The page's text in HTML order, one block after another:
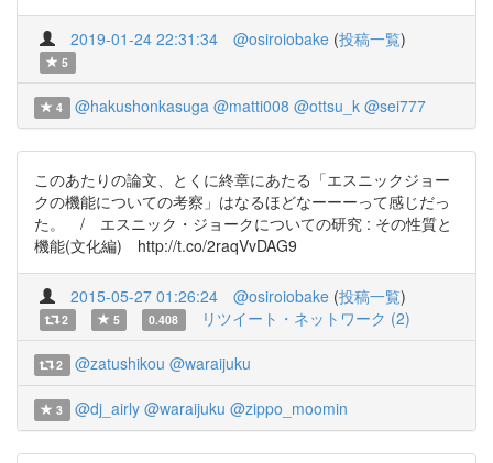
2019-01-24 22:31:34 @osiroiobake (投稿一覧)
5
4 @hakushonkasuga @matti008 @ottsu_k @sei777
このあたりの論文、とくに終章にあたる「エスニックジョー
クの機能についての考察」はなるほどなーーーって感じだっ
た。 / エスニック・ジョークについての研究 : その性質と
機能(文化編) http://t.co/2raqVvDAG9
2015-05-27 01:26:24 @osiroiobake (投稿一覧)
2 5 0.408 リツイート・ネットワーク (2)
2 @zatushikou @waraijuku
3 @dj_airly @waraijuku @zippo_moomin